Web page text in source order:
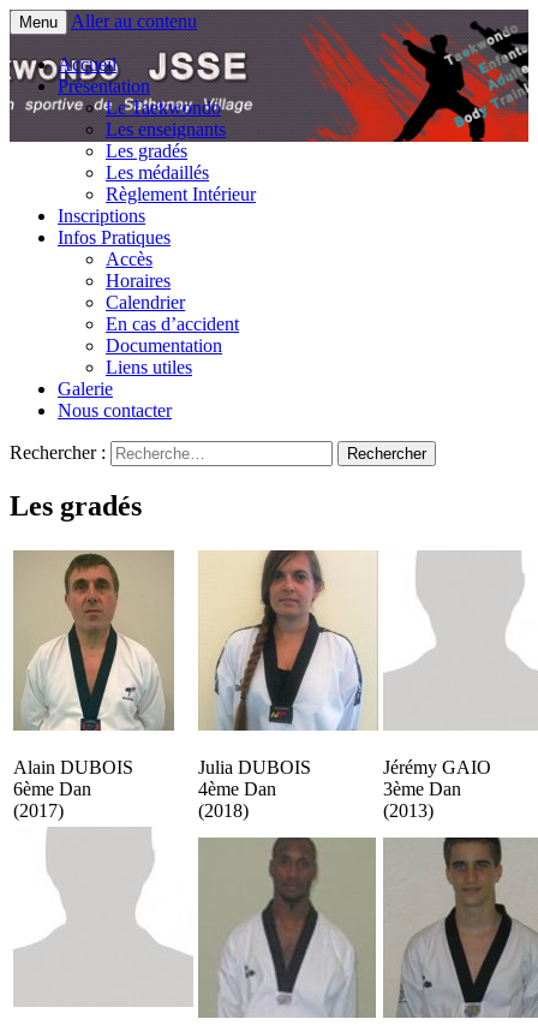
Taekwondo JSSE
Club sportif de Sathonay Village
Menu Aller au contenu
Accueil
Présentation
Le Taekwondo
Les enseignants
Les gradés
Les médaillés
Règlement Intérieur
Inscriptions
Infos Pratiques
Accès
Horaires
Calendrier
En cas d’accident
Documentation
Liens utiles
Galerie
Nous contacter
Rechercher :
Les gradés
Alain DUBOIS
6ème Dan
(2017)
Julia DUBOIS
4ème Dan
(2018)
Jérémy GAIO
3ème Dan
(2013)